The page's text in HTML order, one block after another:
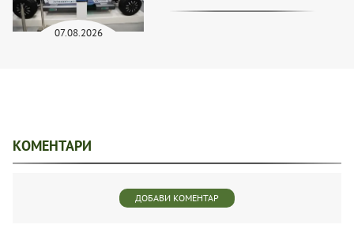
07.08.2026
КОМЕНТАРИ
ДОБАВИ КОМЕНТАР